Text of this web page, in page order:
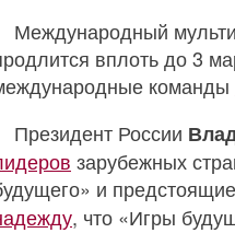
Международный
вплоть до 3
команды
Президент России
зарубежных
и
, что «Игры